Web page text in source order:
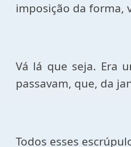
imposição da forma,
Vá lá que seja. Era
passavam, que, da
Todos esses